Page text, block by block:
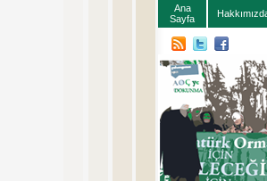
Ana
Sayfa